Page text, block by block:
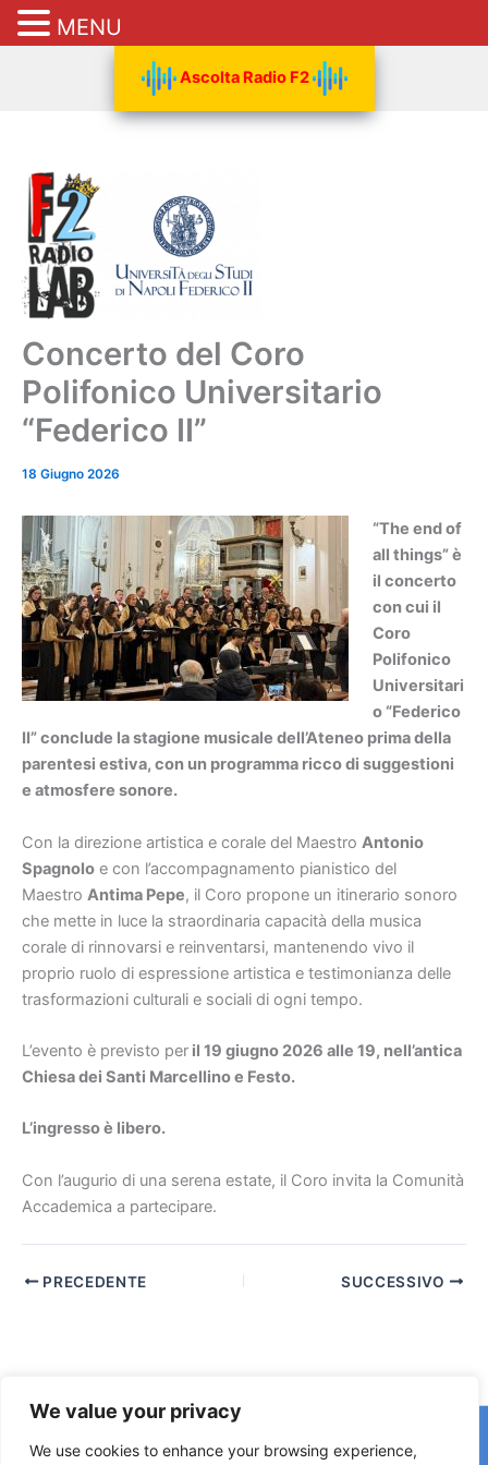
We value your privacy
We use cookies to enhance your browsing experience,
Ascolta Radio F2
Concerto del Coro
Polifonico Universitario
“Federico II”
18 Giugno 2026
“The end of
all things” è
il concerto
con cui il
Coro
Polifonico
Universitari
o “Federico
II” conclude la stagione musicale dell’Ateneo prima della
parentesi estiva, con un programma ricco di suggestioni
e atmosfere sonore.
Con la direzione artistica e corale del Maestro Antonio
Spagnolo e con l’accompagnamento pianistico del
Maestro Antima Pepe, il Coro propone un itinerario sonoro
che mette in luce la straordinaria capacità della musica
corale di rinnovarsi e reinventarsi, mantenendo vivo il
proprio ruolo di espressione artistica e testimonianza delle
trasformazioni culturali e sociali di ogni tempo.
L’evento è previsto per il 19 giugno 2026 alle 19, nell’antica
Chiesa dei Santi Marcellino e Festo.
L’ingresso è libero.
Con l’augurio di una serena estate, il Coro invita la Comunità
Accademica a partecipare.
PRECEDENTE SUCCESSIVO
Copyright © 2026 © F2 Radio Lab - Università degli Studi di
MENU